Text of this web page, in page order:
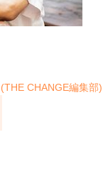
20代の現在地
(THE CHANGE編集部)